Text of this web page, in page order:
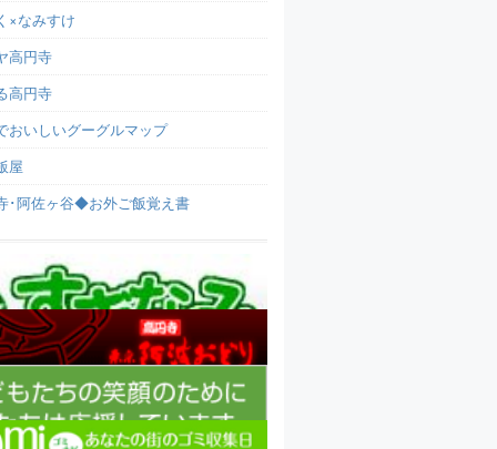
×なみすけ
高円寺
高円寺
おいしいグーグルマップ
屋
･阿佐ヶ谷◆お外ご飯覚え書